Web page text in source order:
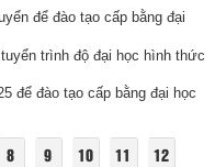
để đào tạo cấp bằng đại
trình độ đại học hình thức
để đào tạo cấp bằng đại học
8 9 10 11
12